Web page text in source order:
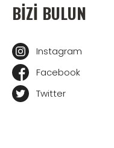
BIZI BULUN
Instagram
Facebook
Twitter